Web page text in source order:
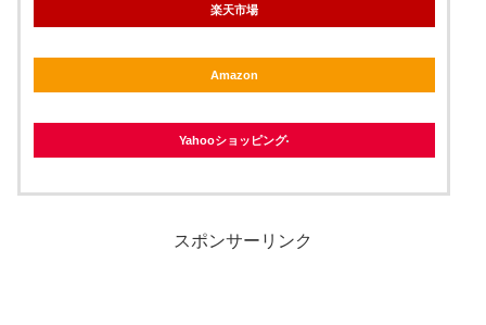
楽天市場
Amazon
Yahooショッピング
スポンサーリンク